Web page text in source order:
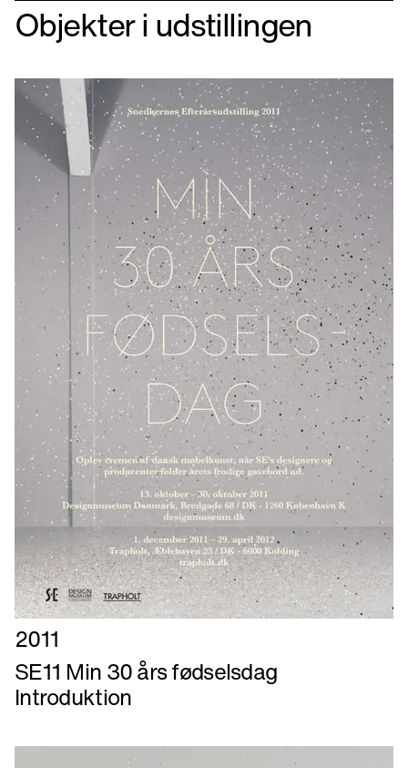
Objekter i udstillingen
Læs
mere
om
SE11
2011
SE11 Min 30 års fødselsdag
Introduktion